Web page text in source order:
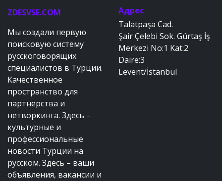
ZDESVSE.COM
Мы создали первую
поисковую систему
русскоговорящих
специалистов в Турции.
Качественное
пространство для
партнерства и
нетворкинга. Здесь –
культурные и
профессиональные
новости Турции на
русском. Здесь – ваши
объявления, вакансии и
Адрес
Talatpaşa Cad.
Şair Çelebi Sok. Gürtaş İş
Merkezi No:1 Kat:2
Daire:3
Levent/İstanbul